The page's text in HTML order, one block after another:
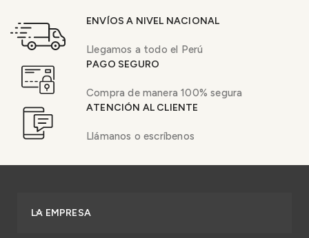
ENVÍOS A NIVEL NACIONAL
Llegamos a todo el Perú
PAGO SEGURO
Compra de manera 100% segura
ATENCIÓN AL CLIENTE
Llámanos o escríbenos
LA EMPRESA